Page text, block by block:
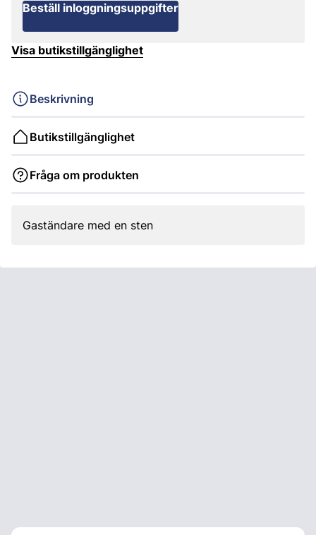
Beställ inloggningsuppgifter
Visa butikstillgänglighet
Beskrivning
Butikstillgänglighet
Fråga om produkten
Gaständare med en sten